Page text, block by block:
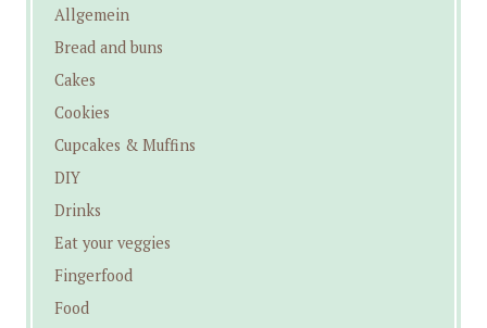
Allgemein
Bread and buns
Cakes
Cookies
Cupcakes & Muffins
DIY
Drinks
Eat your veggies
Fingerfood
Food